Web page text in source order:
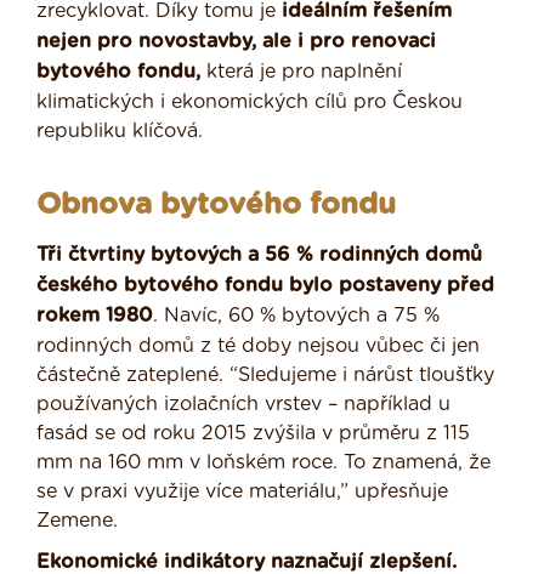
zrecyklovat. Díky tomu je ideálním řešením
nejen pro novostavby, ale i pro renovaci
bytového fondu, která je pro naplnění
klimatických i ekonomických cílů pro Českou
republiku klíčová.
Obnova bytového fondu
Tři čtvrtiny bytových a 56 % rodinných domů
českého bytového fondu bylo postaveny před
rokem 1980. Navíc, 60 % bytových a 75 %
rodinných domů z té doby nejsou vůbec či jen
částečně zateplené. “Sledujeme i nárůst tloušťky
používaných izolačních vrstev – například u
fasád se od roku 2015 zvýšila v průměru z 115
mm na 160 mm v loňském roce. To znamená, že
se v praxi využije více materiálu,” upřesňuje
Zemene.
Ekonomické indikátory naznačují zlepšení.